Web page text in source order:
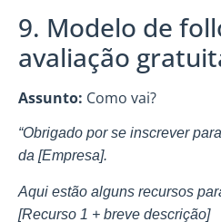
9. Modelo de
avaliação
Assunto: Como vai?
“Obrigado por se inscrever
da [Empresa].
Aqui estão alguns recursos
[Recurso 1 + breve descrição]